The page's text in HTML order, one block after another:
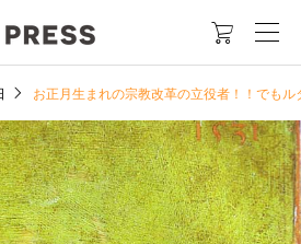

お正月生まれの宗教改革の立役者！！でも